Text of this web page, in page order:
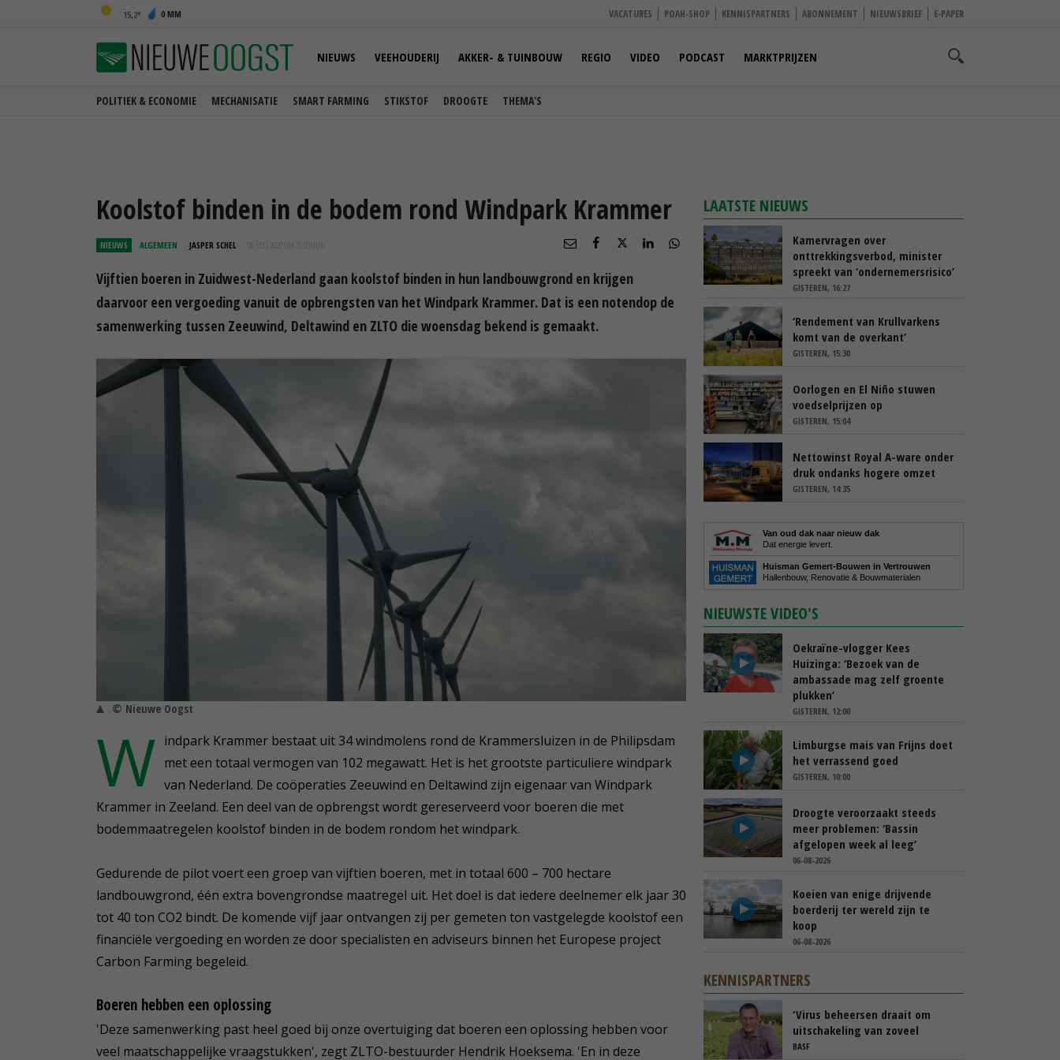
15,2 0 MM VACATURES POAH-SHOP KENNISPARTNERS ABONNEMENT NIEUWSBRIEF E-PAPER
POLITIEK & ECONOMIE MECHANISATIE SMART FARMING STIKSTOF DROOGTE THEMA'S
NIEUWS VEEHOUDERIJ AKKER- & TUINBOUW REGIO VIDEO PODCAST MARKTPRIJZEN
Koolstof binden in de bodem rond Windpark Krammer
NIEUWS ALGEMEEN JASPER SCHEL 06 MEI 2020 OM 15:01
Vijftien boeren in Zuidwest-Nederland gaan koolstof binden in hun landbouwgrond en krijgen
daarvoor een vergoeding vanuit de opbrengsten van het Windpark Krammer. Dat is een notendop de
samenwerking tussen Zeeuwind, Deltawind en ZLTO die woensdag bekend is gemaakt.
© Nieuwe Oogst
W indpark Krammer bestaat uit 34 windmolens rond de Krammersluizen in de Philipsdam
met een totaal vermogen van 102 megawatt. Het is het grootste particuliere windpark
van Nederland. De coöperaties Zeeuwind en Deltawind zijn eigenaar van Windpark
Krammer in Zeeland. Een deel van de opbrengst wordt gereserveerd voor boeren die met
bodemmaatregelen koolstof binden in de bodem rondom het windpark.
Gedurende de pilot voert een groep van vijftien boeren, met in totaal 600 – 700 hectare
landbouwgrond, één extra bovengrondse maatregel uit. Het doel is dat iedere deelnemer elk jaar 30
tot 40 ton CO2 bindt. De komende vijf jaar ontvangen zij per gemeten ton vastgelegde koolstof een
financiële vergoeding en worden ze door specialisten en adviseurs binnen het Europese project
Carbon Farming begeleid.
Boeren hebben een oplossing
'Deze samenwerking past heel goed bij onze overtuiging dat boeren een oplossing hebben voor
veel maatschappelijke vraagstukken', zegt ZLTO-bestuurder Hendrik Hoeksema. 'En in deze
LAATSTE NIEUWS
Kamervragen over
onttrekkingsverbod, minister
spreekt van ‘ondernemersrisico’
GISTEREN, 16:27
‘Rendement van Krullvarkens
komt van de overkant’
GISTEREN, 15:30
Oorlogen en El Niño stuwen
voedselprijzen op
GISTEREN, 15:04
Nettowinst Royal A-ware onder
druk ondanks hogere omzet
GISTEREN, 14:35
Van oud dak naar nieuw dak
Dat energie levert.
Huisman Gemert-Bouwen in Vertrouwen
Hallenbouw, Renovatie & Bouwmaterialen
NIEUWSTE VIDEO'S
Oekraïne-vlogger Kees
Huizinga: ‘Bezoek van de
ambassade mag zelf groente
plukken’
GISTEREN, 12:00
Limburgse mais van Frijns doet
het verrassend goed
GISTEREN, 10:00
Droogte veroorzaakt steeds
meer problemen: ‘Bassin
afgelopen week al leeg’
06-08-2026
Koeien van enige drijvende
boerderij ter wereld zijn te
koop
06-08-2026
KENNISPARTNERS
‘Virus beheersen draait om
uitschakeling van zoveel
mogelijk risico’s’
BASF